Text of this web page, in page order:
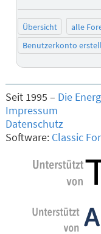
Übersicht alle
Benutzerkonto
Seit 1995 – Die
Impressum
Datenschutz
Software: Classic